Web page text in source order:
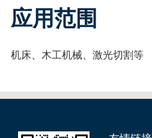
应用范围
机床、木工机械、激光切割等